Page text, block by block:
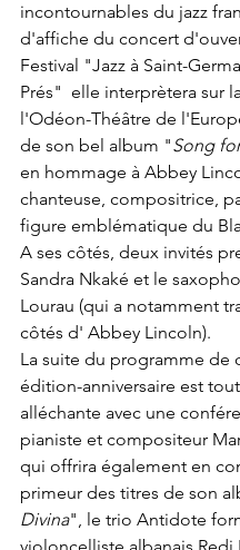
incontournables du jazz
d'affiche du concert
Festival "Jazz à Saint-
Prés"  elle interprètera sur
l'Odéon-Théâtre de
de son bel album "Song
en hommage à Abbey
chanteuse, compositrice,
figure emblématique du
A ses côtés, deux invités
Sandra Nkaké et le
Lourau (qui a notamment
côtés d' Abbey Lincoln).
La suite du programme de
édition-anniversaire est
alléchante avec une
pianiste et compositeur
qui offrira également en
primeur des titres de son
Divina", le trio Antidote